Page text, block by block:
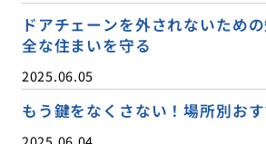
ドアチェーンを外されないため
全な住まいを守る
2025.06.05
もう鍵をなくさない！場所別お